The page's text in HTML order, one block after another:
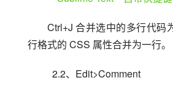
Ctrl+J 合并选中的多行代码
行格式的 CSS 属性合并为一行。
  2.2、Edit>Comment